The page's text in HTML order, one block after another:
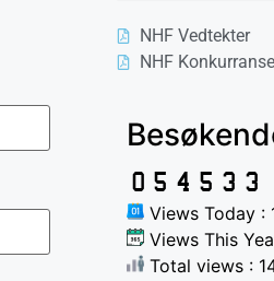
NHF Vedtekter
NHF
Views Today :
Views This
Total views :